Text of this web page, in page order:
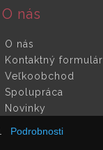
O nás
O nás
Kontaktný formulár
Veľkoobchod
Spolupráca
Novinky
Podrobnosti